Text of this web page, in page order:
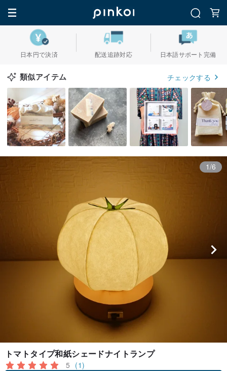
日本円で決済 配送追跡対応 日本語サポート完備
類似アイテム チェックする
1/6
トマトタイプ和紙シェードナイトランプ
5 (1)